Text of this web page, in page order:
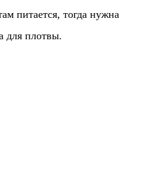
питается, тогда нужна
для плотвы.